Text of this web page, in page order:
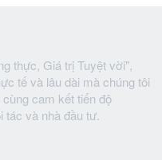
thực, Giá trị Tuyệt vời",
tế và lâu dài mà chúng tôi
cam kết tiến độ
tác và nhà đầu tư.